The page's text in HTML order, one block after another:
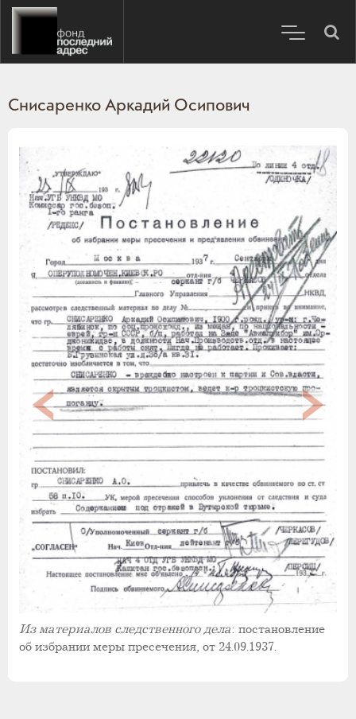
Снисаренко Аркадий Осипович
Из материалов следственного дела: постановление
об избрании меры пресечения, от 24.09.1937.